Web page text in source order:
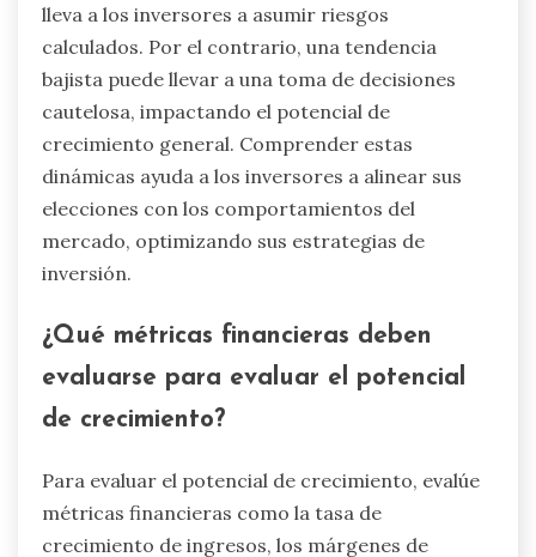
lleva a los inversores a asumir riesgos
calculados. Por el contrario, una tendencia
bajista puede llevar a una toma de decisiones
cautelosa, impactando el potencial de
crecimiento general. Comprender estas
dinámicas ayuda a los inversores a alinear sus
elecciones con los comportamientos del
mercado, optimizando sus estrategias de
inversión.
¿Qué métricas financieras deben
evaluarse para evaluar el potencial
de crecimiento?
Para evaluar el potencial de crecimiento, evalúe
métricas financieras como la tasa de
crecimiento de ingresos, los márgenes de